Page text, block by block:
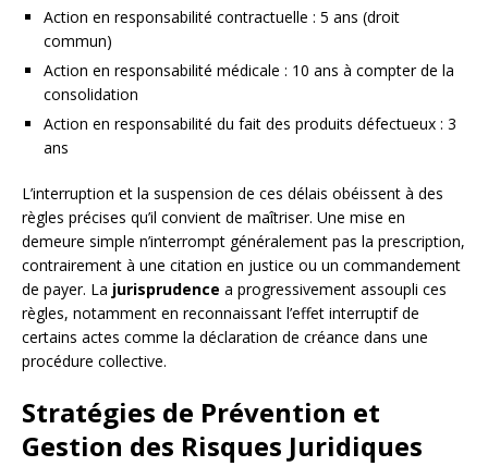
Action en responsabilité contractuelle : 5 ans (droit
commun)
Action en responsabilité médicale : 10 ans à compter de la
consolidation
Action en responsabilité du fait des produits défectueux : 3
ans
L’interruption et la suspension de ces délais obéissent à des
règles précises qu’il convient de maîtriser. Une mise en
demeure simple n’interrompt généralement pas la prescription,
contrairement à une citation en justice ou un commandement
de payer. La jurisprudence a progressivement assoupli ces
règles, notamment en reconnaissant l’effet interruptif de
certains actes comme la déclaration de créance dans une
procédure collective.
Stratégies de Prévention et
Gestion des Risques Juridiques